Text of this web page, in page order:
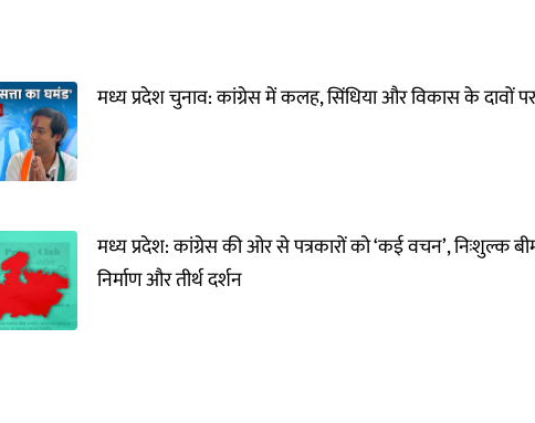
मध्य प्रदेश चुनाव: कांग्रेस में कलह, सिंधिया और विकास के दावों
मध्य प्रदेश: कांग्रेस की ओर से पत्रकारों को ‘कई वचन’, निःशुल्क
निर्माण और तीर्थ दर्शन